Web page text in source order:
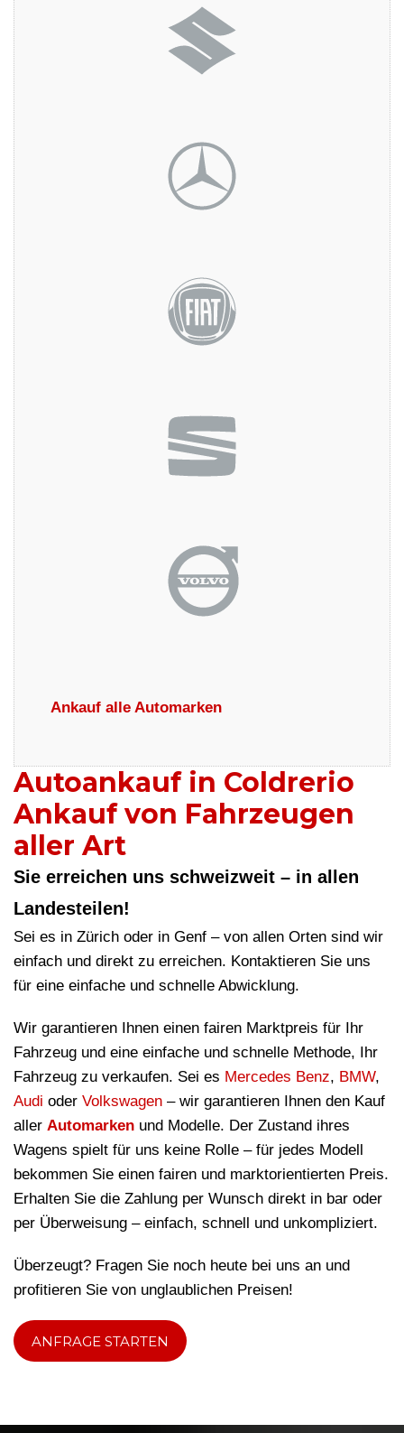
Ankauf alle Automarken
Autoankauf in Coldrerio
Ankauf von Fahrzeugen
aller Art
Sie erreichen uns schweizweit – in allen
Landesteilen!
Sei es in Zürich oder in Genf – von allen Orten sind wir
einfach und direkt zu erreichen. Kontaktieren Sie uns
für eine einfache und schnelle Abwicklung.
Wir garantieren Ihnen einen fairen Marktpreis für Ihr
Fahrzeug und eine einfache und schnelle Methode, Ihr
Fahrzeug zu verkaufen. Sei es Mercedes Benz, BMW,
Audi oder Volkswagen – wir garantieren Ihnen den Kauf
aller Automarken und Modelle. Der Zustand ihres
Wagens spielt für uns keine Rolle – für jedes Modell
bekommen Sie einen fairen und marktorientierten Preis.
Erhalten Sie die Zahlung per Wunsch direkt in bar oder
per Überweisung – einfach, schnell und unkompliziert.
Überzeugt? Fragen Sie noch heute bei uns an und
profitieren Sie von unglaublichen Preisen!
ANFRAGE STARTEN